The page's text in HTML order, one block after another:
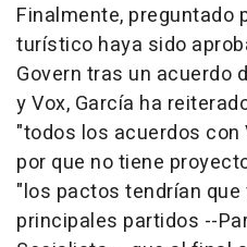
Finalmente, preguntado
turístico haya sido
Govern tras un acuerdo
y Vox, García ha
"todos los acuerdos con
por que no tiene
"los pactos tendrían que
principales partidos --